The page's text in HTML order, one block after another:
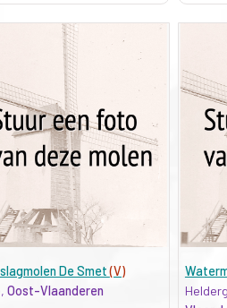
De Smet(V)
Oost-Vlaanderen